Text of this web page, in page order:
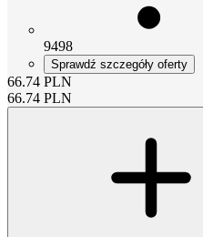
9498
Sprawdź szczegóły oferty
66.74 PLN
66.74 PLN